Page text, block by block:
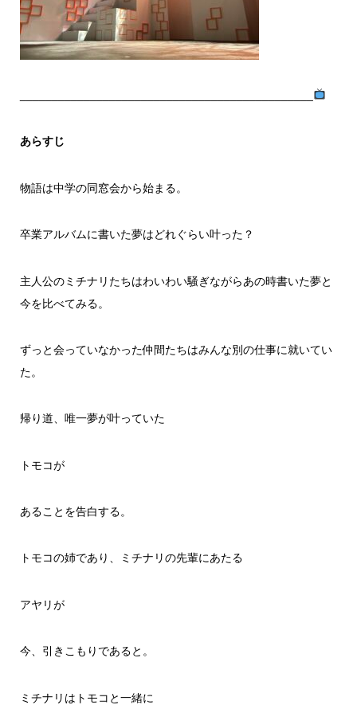
あらすじ
物語は中学の同窓会から始まる。
卒業アルバムに書いた夢はどれぐらい叶った？
主人公のミチナリたちはわいわい騒ぎながらあの時書いた夢と
今を比べてみる。
ずっと会っていなかった仲間たちはみんな別の仕事に就いてい
た。
帰り道、唯一夢が叶っていた
トモコが
あることを告白する。
トモコの姉であり、ミチナリの先輩にあたる
アヤリが
今、引きこもりであると。
ミチナリはトモコと一緒に